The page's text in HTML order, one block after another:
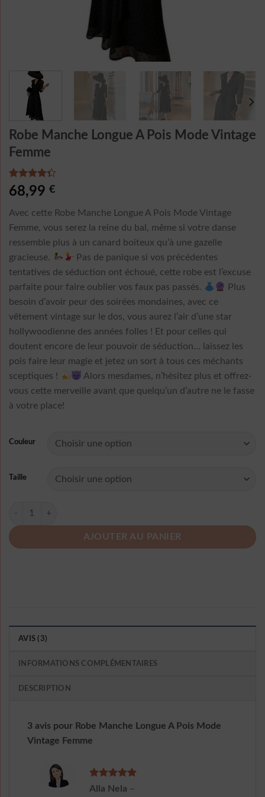
Robe Manche Longue A Pois Mode Vintage
Femme
Noté4.33
sur 5
3
notations
client
68,99 €
Avec cette Robe Manche Longue A Pois Mode Vintage
Femme, vous serez la reine du bal, même si votre danse
ressemble plus à un canard boiteux qu’à une gazelle
gracieuse.
Pas de panique si vos précédentes
tentatives de séduction ont échoué, cette robe est l’excuse
parfaite pour faire oublier vos faux pas passés.
Plus
besoin d’avoir peur des soirées mondaines, avec ce
vêtement vintage sur le dos, vous aurez l’air d’une star
hollywoodienne des années folles ! Et pour celles qui
doutent encore de leur pouvoir de séduction… laissez les
pois faire leur magie et jetez un sort à tous ces méchants
sceptiques !
Alors mesdames, n’hésitez plus et offrez-
vous cette merveille avant que quelqu’un d’autre ne le fasse
à votre place!
Couleur
Taille
quantité de Robe Manche Longue A Pois Mode Vintage Femme
AJOUTER AU PANIER
AVIS (3)
INFORMATIONS COMPLÉMENTAIRES
DESCRIPTION
3 avis pour Robe Manche Longue A Pois Mode
Vintage Femme
Note5sur
Alla Nela –